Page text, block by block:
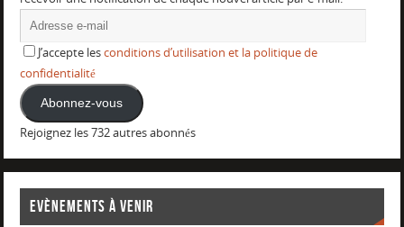
J’accepte lesconditions d’utilisation et la politique de
confidentialité
Abonnez-vous
Rejoignez les 732 autres abonnés
EVÈNEMENTS À VENIR